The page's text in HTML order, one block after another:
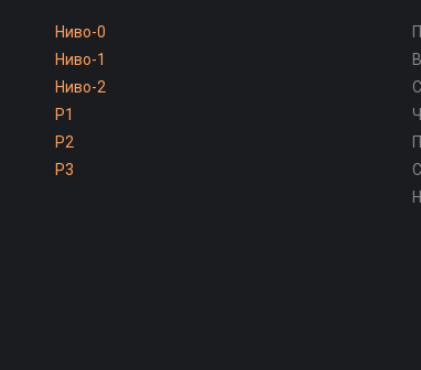
Ниво-0
Ниво-1
Ниво-2
P1
P2
P3